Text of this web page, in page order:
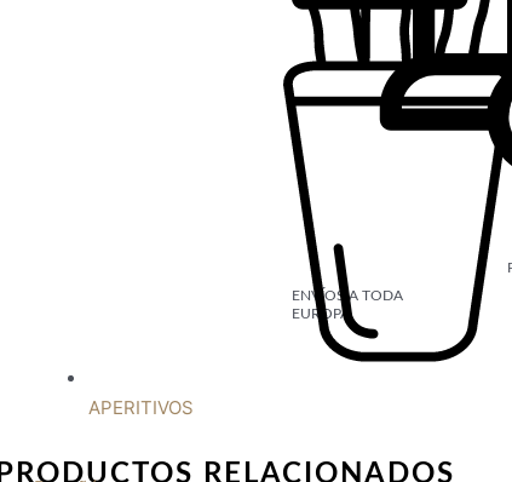
APERITIVOS
ENVÍOS A TODA
EUROPA
PRODUCTOS RELACIONADOS